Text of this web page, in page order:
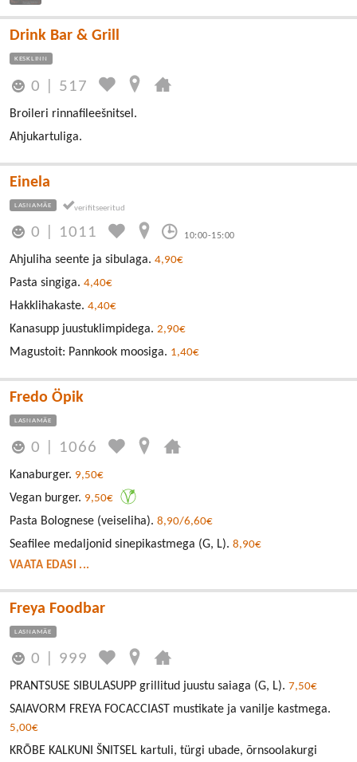
Drink Bar & Grill
KESKLINN
0 517
Broileri rinnafileešnitsel.
Ahjukartuliga.
Einela
LASNAMÄE
0 1011 10:00-15:00
Ahjuliha seente ja sibulaga. 4,90€
Pasta singiga. 4,40€
Hakklihakaste. 4,40€
Kanasupp juustuklimpidega. 2,90€
Magustoit: Pannkook moosiga. 1,40€
Fredo Öpik
LASNAMÄE
0 1066
Kanaburger. 9,50€
Vegan burger. 9,50€
Pasta Bolognese (veiseliha). 8,90/6,60€
Seafilee medaljonid sinepikastmega (G, L). 8,90€
VAATA EDASI ...
Freya Foodbar
LASNAMÄE
0 999
PRANTSUSE SIBULASUPP grillitud juustu saiaga (G, L). 7,50€
SAIAVORM FREYA FOCACCIAST mustikate ja vanilje kastmega.
5,00€
KRÕBE KALKUNI ŠNITSEL kartuli, türgi ubade, õrnsoolakurgi